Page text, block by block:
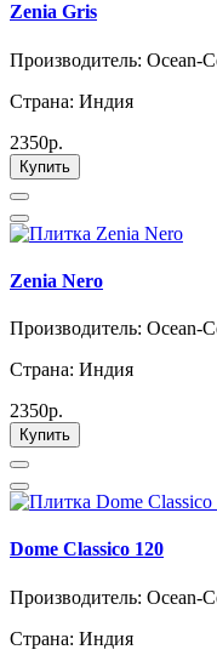
Zenia Gris
Производитель: Ocean-
Страна: Индия
2350р.
Купить
Zenia Nero
Производитель: Ocean-
Страна: Индия
2350р.
Купить
Dome Classico 120
Производитель: Ocean-
Страна: Индия